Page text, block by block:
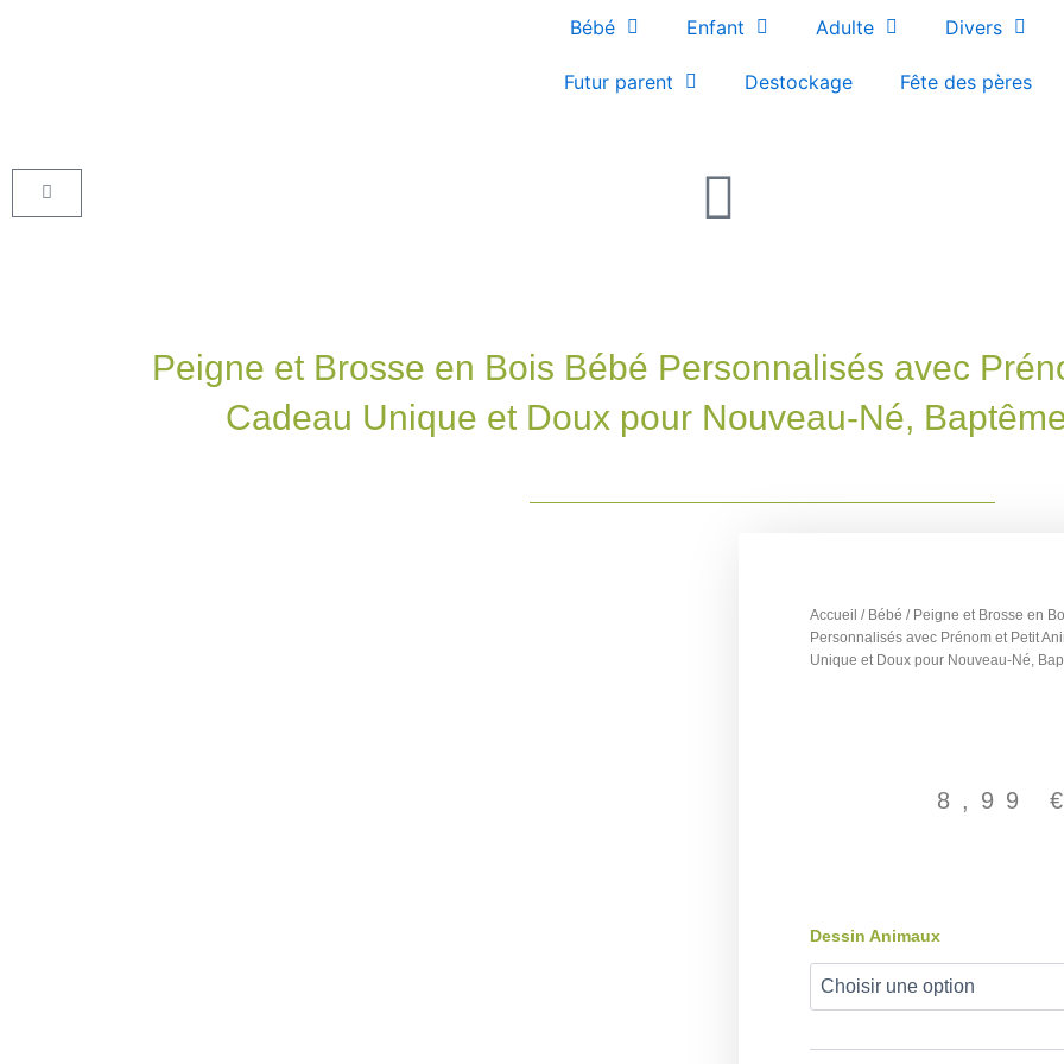
Bébé Enfant Adulte Divers
Futur parent Destockage Fête des pères
Panier
Peigne et Brosse en Bois Bébé Personnalisés avec
Cadeau Unique et Doux pour Nouveau-Né,
Accueil / Bébé / Peigne et Brosse en
Personnalisés avec Prénom et Petit
Unique et Doux pour Nouveau-Né,
8,99
Dessin Animaux
quantité
et
en